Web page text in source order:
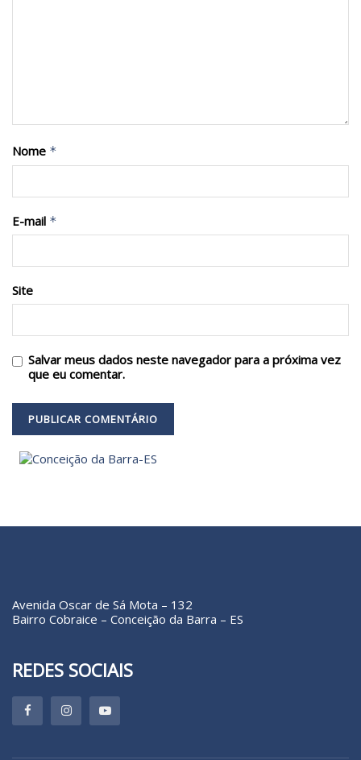
Nome *
E-mail *
Site
Salvar meus dados neste navegador para a próxima vez
que eu comentar.
Avenida Oscar de Sá Mota – 132
Bairro Cobraice – Conceição da Barra – ES
REDES SOCIAIS